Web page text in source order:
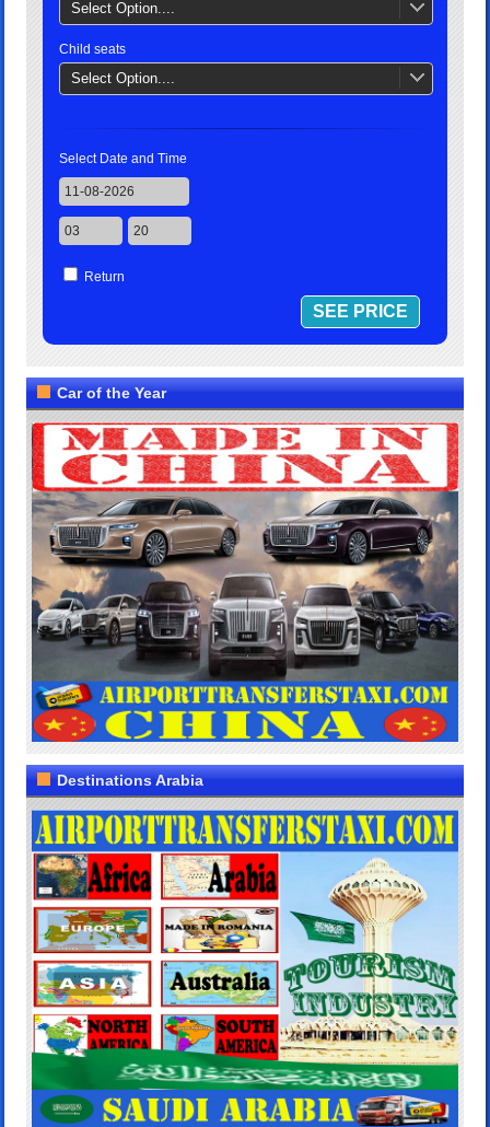
Select Option....
Child seats
Select Option....
Select Date and Time
Return
Car of the Year
Destinations Arabia